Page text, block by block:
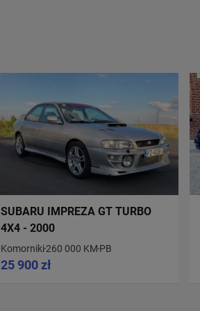
SUBARU IMPREZA GT TURBO
4X4 - 2000
Komorniki260 000 KM PB
25 900 zł